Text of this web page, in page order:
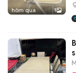
hôm qua 1